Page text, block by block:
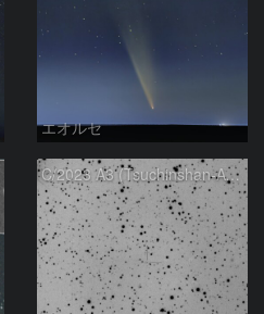
エオルセ
C/2023 A3 (Tsuchinshan-ATLAS)